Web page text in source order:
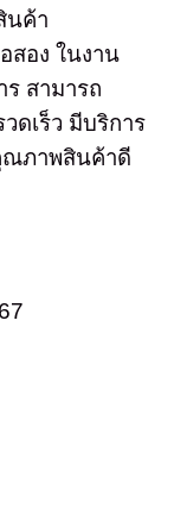
นค้า
สอง ในงาน
สามารถ
ดเร็ว มีบริการ
ณภาพสินค้าดี